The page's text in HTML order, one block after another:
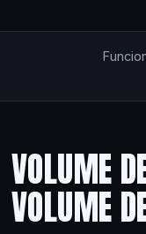
VOLUME
VOLUME